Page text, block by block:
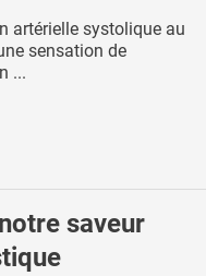
artérielle systolique au
sensation de
...
saveur